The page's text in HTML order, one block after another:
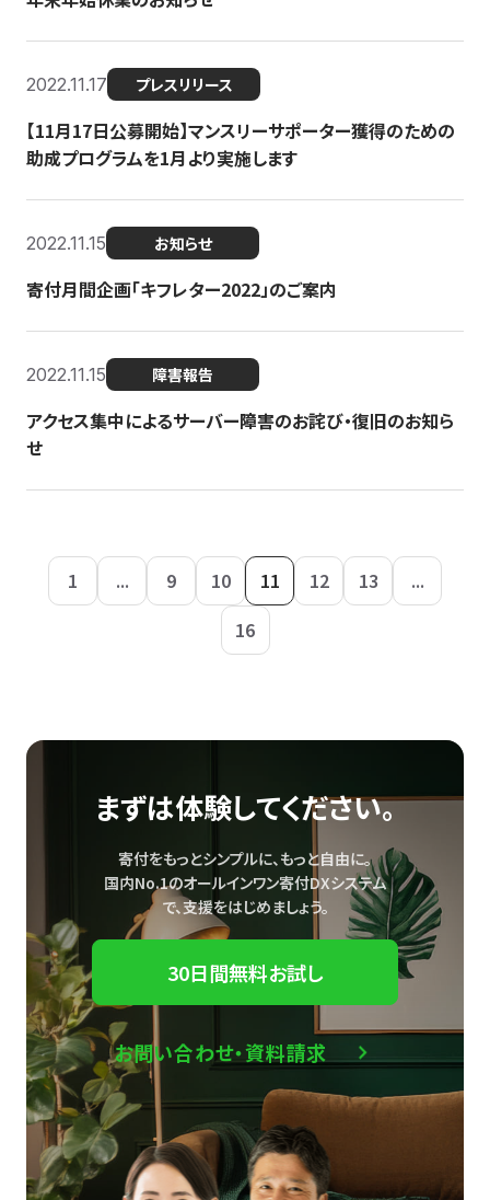
2022.11.17 プレスリリース
【11月17日公募開始】マンスリーサポーター獲得のための
助成プログラムを1月より実施します
2022.11.15 お知らせ
寄付月間企画「キフレター2022」のご案内
2022.11.15 障害報告
アクセス集中によるサーバー障害のお詫び・復旧のお知ら
せ
1 ... 9 10 11 12 13
...
16
まずは体験してください。
寄付をもっとシンプルに、もっと自由に。
国内No.1のオールインワン寄付DXシステム
で、支援をはじめましょう。
30日間無料お試し
お問い合わせ・資料請求